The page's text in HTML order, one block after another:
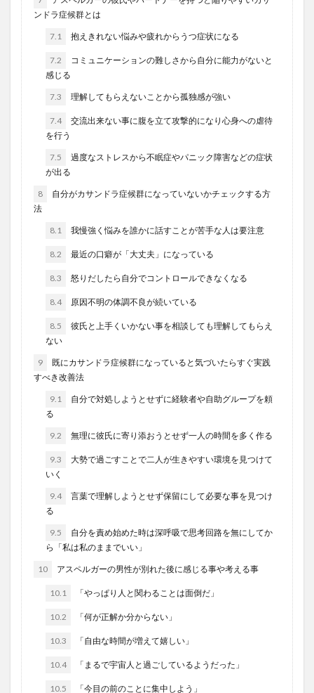
ンドラ症候群とは
7.1 抱えきれない悩みや疲れからうつ症状になる
7.2
コミュニケーションの難しさから自分に能力がないと
感じる
7.3 理解してもらえないことから孤独感が強い
7.4
交流出来ない事に腹を立て攻撃的になり心身への虐待
を行う
7.5
過度なストレスから不眠症やパニック障害などの症状
が出る
8
自分がカサンドラ症候群になっていないかチェックする方
法
8.1 我慢強く悩みを誰かに話すことが苦手な人は要注意
8.2 最近の口癖が「大丈夫」になっている
8.3 怒りだしたら自分でコントロールできなくなる
8.4 原因不明の体調不良が続いている
8.5
彼氏と上手くいかない事を相談しても理解してもらえ
ない
9
既にカサンドラ症候群になっていると気づいたらすぐ実践
すべき改善法
9.1
自分で対処しようとせずに経験者や自助グループを頼
る
9.2 無理に彼氏に寄り添おうとせず一人の時間を多く作る
9.3
大勢で過ごすことで二人が生きやすい環境を見つけて
いく
9.4
言葉で理解しようとせず保留にして必要な事を見つけ
る
9.5
自分を責め始めた時は深呼吸で思考回路を無にしてか
ら「私は私のままでいい」
10 アスペルガーの男性が別れた後に感じる事や考える事
10.1 「やっぱり人と関わることは面倒だ」
10.2 「何が正解か分からない」
10.3 「自由な時間が増えて嬉しい」
10.4 「まるで宇宙人と過ごしているようだった」
10.5 「今目の前のことに集中しよう」